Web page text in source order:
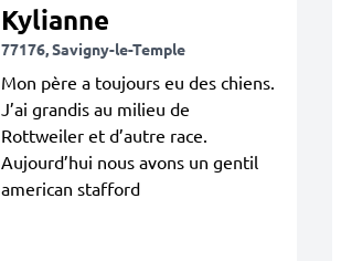
Kylianne
77176, Savigny-le-Temple
Mon père a toujours eu des chiens.
J’ai grandis au milieu de
Rottweiler et d’autre race.
Aujourd’hui nous avons un gentil
american stafford